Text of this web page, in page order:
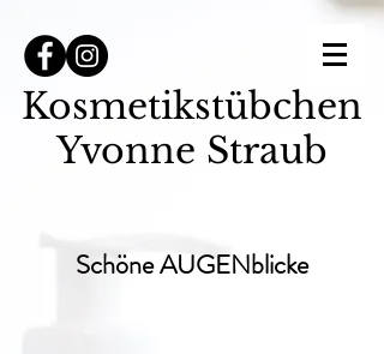
Kosmetikstübchen
Yvonne Straub
Schöne AUGENblicke